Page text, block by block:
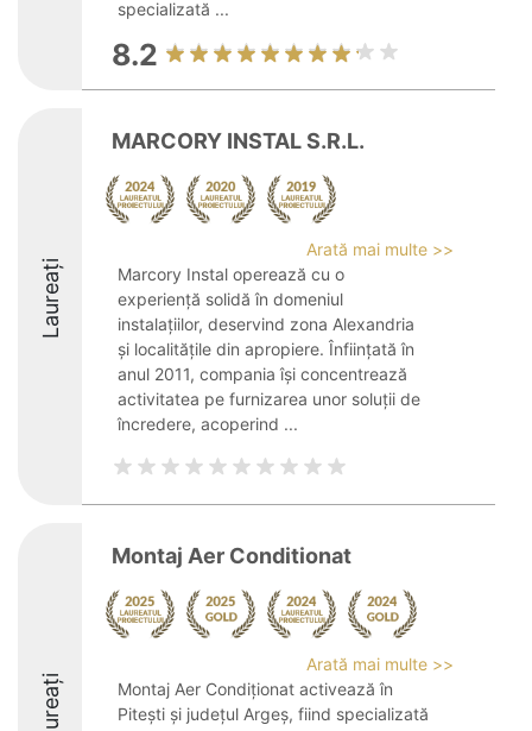
specializată ...
8.2
Laureați
MARCORY INSTAL S.R.L.
Arată mai multe >>
Marcory Instal operează cu o
experiență solidă în domeniul
instalațiilor, deservind zona Alexandria
și localitățile din apropiere. Înființată în
anul 2011, compania își concentrează
activitatea pe furnizarea unor soluții de
încredere, acoperind ...
Laureați
Montaj Aer Conditionat
Arată mai multe >>
Montaj Aer Condiționat activează în
Pitești și județul Argeș, fiind specializată